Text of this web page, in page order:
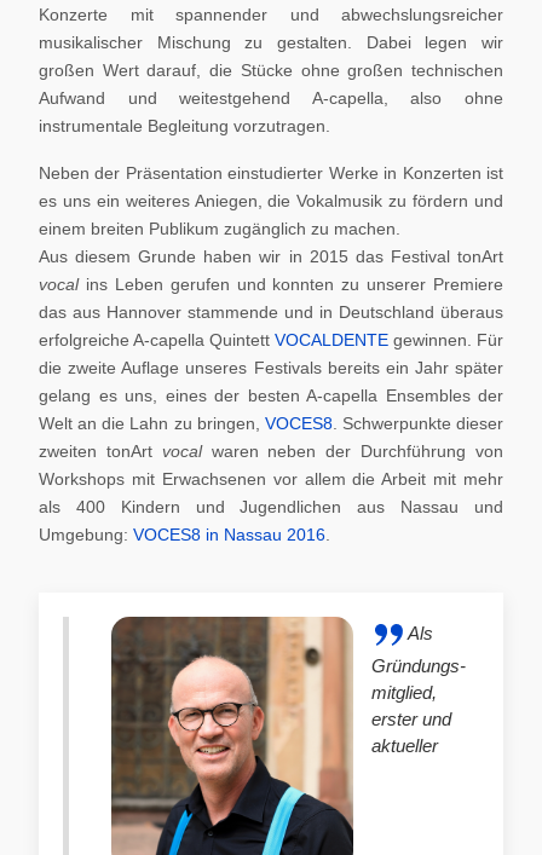
Konzerte mit spannender und abwechslungsreicher
musikalischer Mischung zu gestalten. Dabei legen wir
großen Wert darauf, die Stücke ohne großen technischen
Aufwand und weitestgehend A-capella, also ohne
instrumentale Begleitung vorzutragen.
Neben der Präsentation einstudierter Werke in Konzerten ist
es uns ein weiteres Aniegen, die Vokalmusik zu fördern und
einem breiten Publikum zugänglich zu machen.
Aus diesem Grunde haben wir in 2015 das Festival tonArt
vocal ins Leben gerufen und konnten zu unserer Premiere
das aus Hannover stammende und in Deutschland überaus
erfolgreiche A-capella Quintett VOCALDENTE gewinnen. Für
die zweite Auflage unseres Festivals bereits ein Jahr später
gelang es uns, eines der besten A-capella Ensembles der
Welt an die Lahn zu bringen, VOCES8. Schwerpunkte dieser
zweiten tonArt vocalwaren neben der Durchführung von
Workshops mit Erwachsenen vor allem die Arbeit mit mehr
als 400 Kindern und Jugendlichen aus Nassau und
Umgebung: VOCES8 in Nassau 2016
Als
Gründungs-
mitglied,
erster und
aktueller